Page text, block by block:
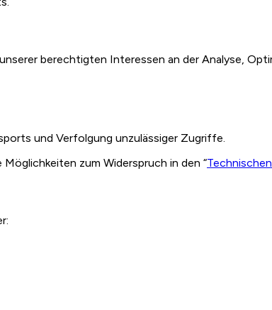
berechtigten Interessen an der Analyse,
und Verfolgung unzulässiger Zugriffe.
zum Widerspruch in den “